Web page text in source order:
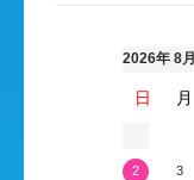
2026年 8月
日 月
2 3